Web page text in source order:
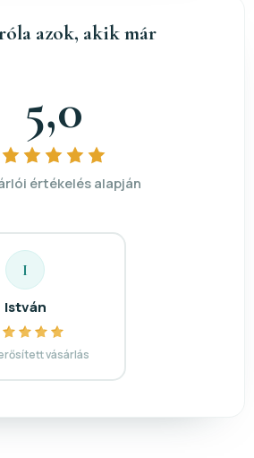
azok, akik már
5,0
értékelés alapján
I
István
vásárlás